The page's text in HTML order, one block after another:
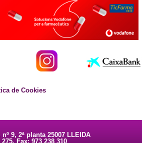
de Cookies
9, 2ª planta 25007 LLEIDA
Fax: 973 238 310